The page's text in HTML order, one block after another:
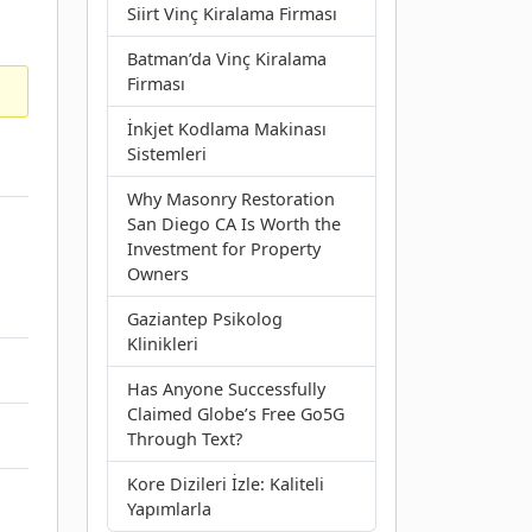
Siirt Vinç Kiralama Firması
Batman’da Vinç Kiralama
Firması
İnkjet Kodlama Makinası
Sistemleri
Why Masonry Restoration
San Diego CA Is Worth the
Investment for Property
Owners
Gaziantep Psikolog
Klinikleri
Has Anyone Successfully
Claimed Globe’s Free Go5G
Through Text?
Kore Dizileri İzle: Kaliteli
Yapımlarla